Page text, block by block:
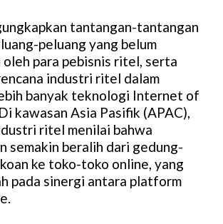
tantangan-tantangan
peluang yang belum
para pebisnis ritel, serta
industri ritel dalam
banyak teknologi Internet of
kawasan Asia Pasifik (APAC),
ritel menilai bahwa
semakin beralih dari gedung-
ke toko-toko online, yang
pada sinergi antara platform